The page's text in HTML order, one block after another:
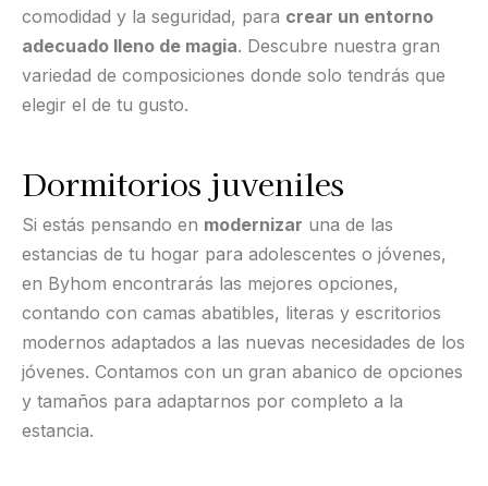
comodidad y la seguridad, para crear un entorno
adecuado lleno de magia. Descubre nuestra gran
variedad de composiciones donde solo tendrás que
elegir el de tu gusto.
Dormitorios juveniles
Si estás pensando en modernizar una de las
estancias de tu hogar para adolescentes o jóvenes,
en Byhom encontrarás las mejores opciones,
contando con camas abatibles, literas y escritorios
modernos adaptados a las nuevas necesidades de los
jóvenes. Contamos con un gran abanico de opciones
y tamaños para adaptarnos por completo a la
estancia.